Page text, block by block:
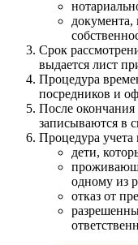
Срок
выдается лист
Процедура
посредников и
После окончания
записываются в
Процедура
дети,
одному из
отказ от